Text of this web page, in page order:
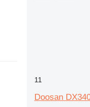
11
Doosan